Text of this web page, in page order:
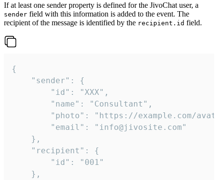
If at least one sender property is defined for the JivoChat user, a
sender field with this information is added to the event. The
recipient of the message is identified by the recipient.id field.
{